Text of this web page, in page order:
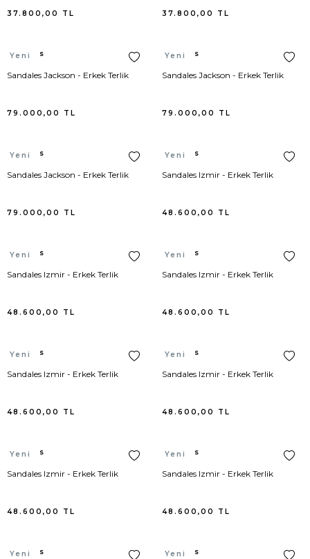
37.800,00 TL 37.800,00 TL
Yeni
Hermes
Sandales Jackson - Erkek Terlik
79.000,00 TL
Yeni
Hermes
Sandales Jackson - Erkek Terlik
79.000,00 TL
Yeni
Hermes
Sandales Jackson - Erkek Terlik
79.000,00 TL
Yeni
Hermes
Sandales Izmir - Erkek Terlik
48.600,00 TL
Yeni
Hermes
Sandales Izmir - Erkek Terlik
48.600,00 TL
Yeni
Hermes
Sandales Izmir - Erkek Terlik
48.600,00 TL
Yeni
Hermes
Sandales Izmir - Erkek Terlik
48.600,00 TL
Yeni
Hermes
Sandales Izmir - Erkek Terlik
48.600,00 TL
Yeni
Hermes
Sandales Izmir - Erkek Terlik
48.600,00 TL
Yeni
Hermes
Sandales Izmir - Erkek Terlik
48.600,00 TL
Yeni
Hermes Yeni
Hermes